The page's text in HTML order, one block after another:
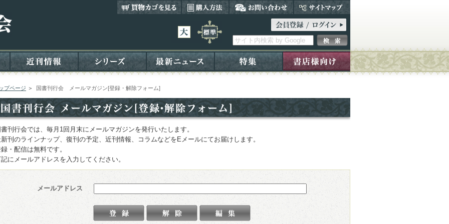
プページ ＞ 国書刊行会 メールマガジン[登録・解除フォーム]
刊行会では、毎月1回月末にメールマガジンを発行いたします。
刊のラインナップ、復刊の予定、近刊情報、コラムなどをEメールにてお届けします。
・配信は無料です。
にメールアドレスを入力してください。
メールアドレス